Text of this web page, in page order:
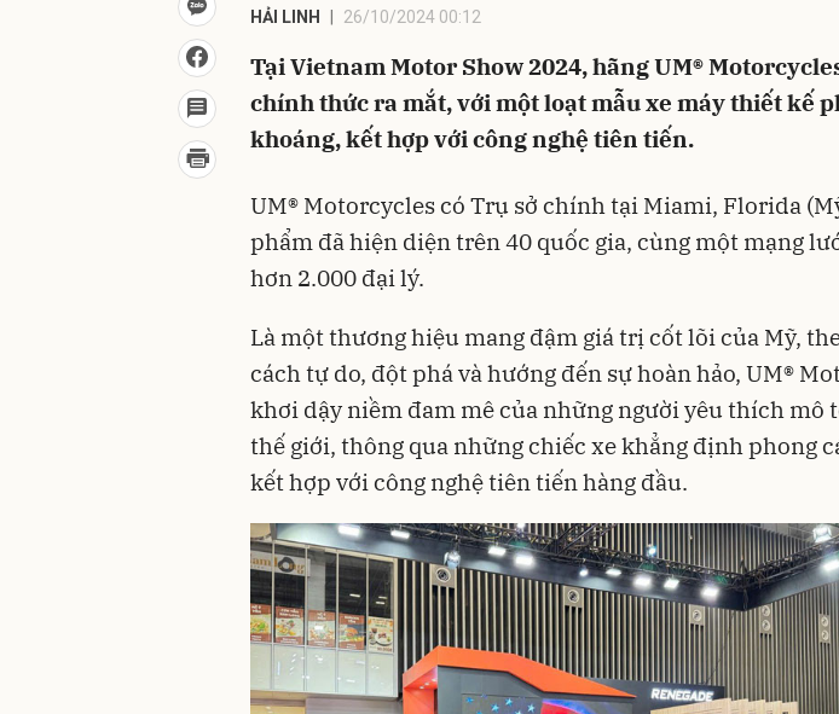
HẢI LINH 26/10/2024 00:12
Tại Vietnam Motor Show 2024, hãng UM®
chính thức ra mắt, với một loạt mẫu xe máy thiết kế
khoáng, kết hợp với công nghệ tiên tiến.
UM® Motorcycles có Trụ sở chính tại Miami, Florida
phẩm đã hiện diện trên 40 quốc gia, cùng một mạng
hơn 2.000 đại lý.
Là một thương hiệu mang đậm giá trị cốt lõi của Mỹ,
cách tự do, đột phá và hướng đến sự hoàn hảo, UM®
khơi dậy niềm đam mê của những người yêu thích mô
thế giới, thông qua những chiếc xe khẳng định phong
kết hợp với công nghệ tiên tiến hàng đầu.